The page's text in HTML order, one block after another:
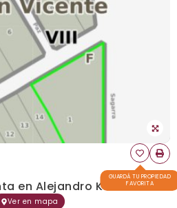
GUARDÁ TU PROPIEDAD
FAVORITA
en Alejandro Korn
Ver en mapa